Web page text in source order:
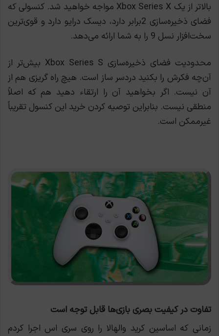
بالاتر از یک Xbox Series X مواجه خواهید شد. کنسولی که
فضای ذخیره‌سازی 2برابر دارد، دیسک درایو دارد و قوی‌ترین
سخت‌افزار نسل 9 را به شما ارائه می‌دهد.
محدودیت فضای ذخیره‌سازی Xbox Series S بیش‌تر از
آن‌چه فکرش را بکنید دردسر ساز است. هیچ راه گریزی هم از
آن نیست. اگر بخواهید آن را ارتقاء دهید هم که اصلاً
منطقی نیست. بنابراین توصیه کردن خرید این کنسول تقریباً
غیرممکن است.
تفاوت در کیفیت بصری بازی‌ها قابل توجه است
زمانی که اساسین کرید والهالا را روی سری اس اجرا کردم